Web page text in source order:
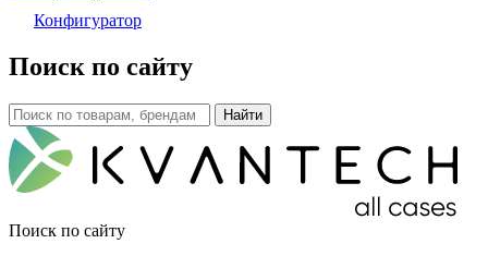
Конфигуратор
Поиск по сайту
Поиск по сайту